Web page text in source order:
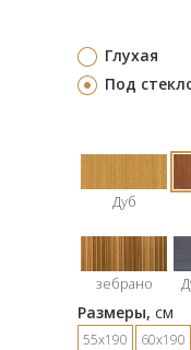
Глухая
Под
Дуб
зебрано
Размеры, см
55х190 60х190